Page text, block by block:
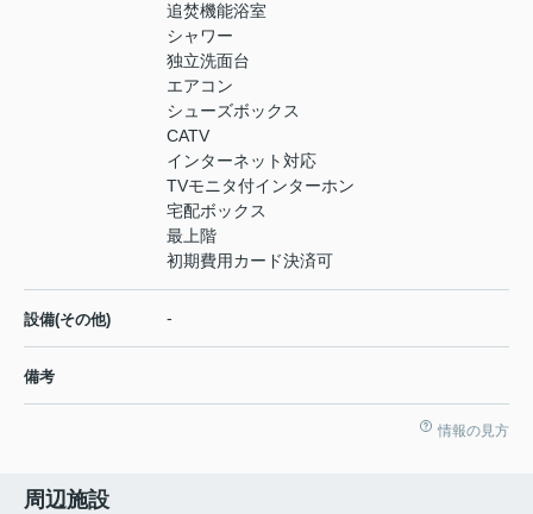
追焚機能浴室
シャワー
独立洗面台
エアコン
シューズボックス
CATV
インターネット対応
TVモニタ付インターホン
宅配ボックス
最上階
初期費用カード決済可
設備(その他) -
備考
情報の見方
周辺施設